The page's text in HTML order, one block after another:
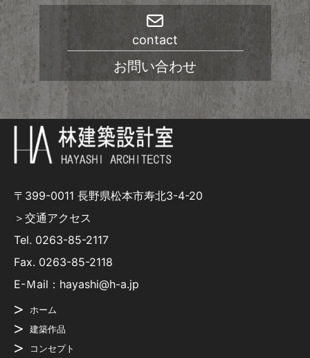
contact
お問い合わせ
〒399-0011 長野県松本市寿北3-4-20
＞交通アクセス
Tel. 0263-85-2117
Fax. 0263-85-2118
E-Ｍail：hayashi@h-a.jp
ホーム
建築作品
コンセプト